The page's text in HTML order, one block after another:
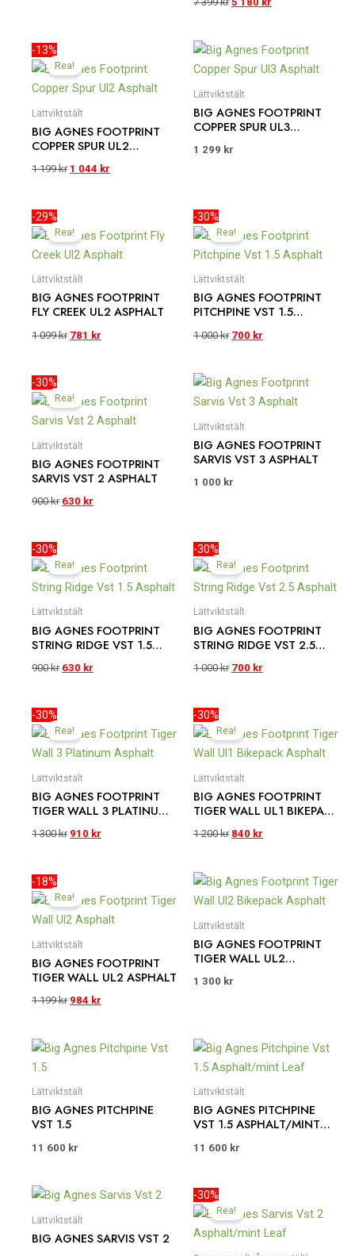
-13%
Rea!
Lättviktstält
BIG AGNES FOOTPRINT
COPPER SPUR UL2
1 199kr
ursprungliga
priset
var:
199 kr.
1 044 kr
priset
är:
Lättviktstält
BIG AGNES FOOTPRINT
COPPER SPUR UL3
1 299 kr
-29%
Rea!
Lättviktstält
BIG AGNES FOOTPRINT
FLY CREEK UL2 ASPHALT
1 099kr
ursprungliga
priset
var:
099 kr.
781 kr
priset
är:
-30%
Rea!
Lättviktstält
BIG AGNES FOOTPRINT
PITCHPINE VST 1.5
1 000kr
ursprungliga
priset
var:
000 kr.
700 kr
priset
är:
-30%
Rea!
Lättviktstält
BIG AGNES FOOTPRINT
SARVIS VST 2 ASPHALT
900kr
ursprungliga
priset
var:
630 kr
priset
är:
Lättviktstält
BIG AGNES FOOTPRINT
SARVIS VST 3 ASPHALT
1 000 kr
-30%
Rea!
Lättviktstält
BIG AGNES FOOTPRINT
STRING RIDGE VST 1.5
900kr
ursprungliga
priset
var:
630 kr
priset
är:
-30%
Rea!
Lättviktstält
BIG AGNES FOOTPRINT
STRING RIDGE VST 2.5
1 000kr
ursprungliga
priset
var:
000 kr.
700 kr
priset
är:
-30%
Rea!
Lättviktstält
BIG AGNES FOOTPRINT
TIGER WALL 3 PLATINUM
1 300kr
ursprungliga
priset
var:
300 kr.
910 kr
priset
är:
-30%
Rea!
Lättviktstält
BIG AGNES FOOTPRINT
TIGER WALL UL1 BIKEPACK
1 200kr
ursprungliga
priset
var:
200 kr.
840 kr
priset
är:
-18%
Rea!
Lättviktstält
BIG AGNES FOOTPRINT
TIGER WALL UL2 ASPHALT
1 199kr
ursprungliga
priset
var:
199 kr.
984 kr
priset
är:
Lättviktstält
BIG AGNES FOOTPRINT
TIGER WALL UL2
1 300 kr
Lättviktstält
BIG AGNES PITCHPINE
VST 1.5
11 600 kr
Lättviktstält
BIG AGNES PITCHPINE
VST 1.5 ASPHALT/MINT
11 600 kr
Lättviktstält
BIG AGNES SARVIS VST 2
-30%
Rea!
priset
var:
priset
är: